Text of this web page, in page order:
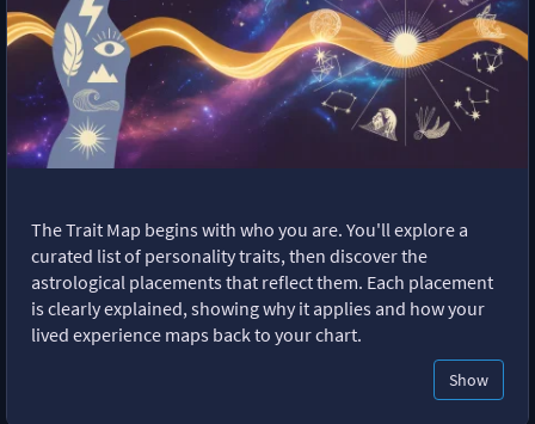
The Trait Map begins with who you are. You'll explore a
curated list of personality traits, then discover the
astrological placements that reflect them. Each placement
is clearly explained, showing why it applies and how your
lived experience maps back to your chart.
Show